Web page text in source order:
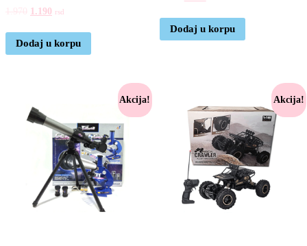
1.190 rsd
Dodaj u korpu
Dodaj u korpu
Akcija! Akcija!